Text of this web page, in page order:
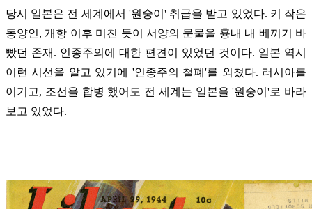
당시 일본은 전 세계에서 '원숭이' 취급을 받고 있었다. 키 작은
동양인, 개항 이후 미친 듯이 서양의 문물을 흉내 내 베끼기 바
빴던 존재. 인종주의에 대한 편견이 있었던 것이다. 일본 역시
이런 시선을 알고 있기에 '인종주의 철폐'를 외쳤다. 러시아를
이기고, 조선을 합병 했어도 전 세계는 일본을 '원숭이'로 바라
보고 있었다.